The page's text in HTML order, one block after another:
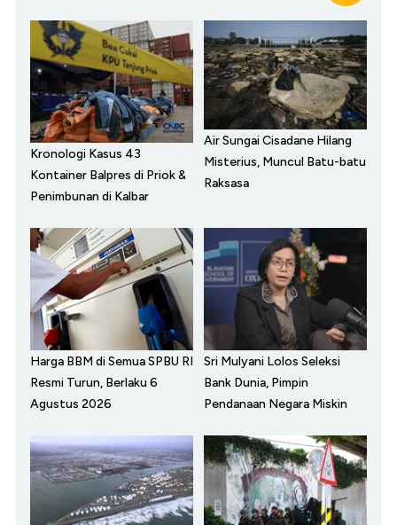
Kronologi Kasus 43
Kontainer Balpres di Priok &
Penimbunan di Kalbar
Air Sungai Cisadane Hilang
Misterius, Muncul Batu-batu
Raksasa
Harga BBM di Semua SPBU RI
Resmi Turun, Berlaku 6
Agustus 2026
Sri Mulyani Lolos Seleksi
Bank Dunia, Pimpin
Pendanaan Negara Miskin